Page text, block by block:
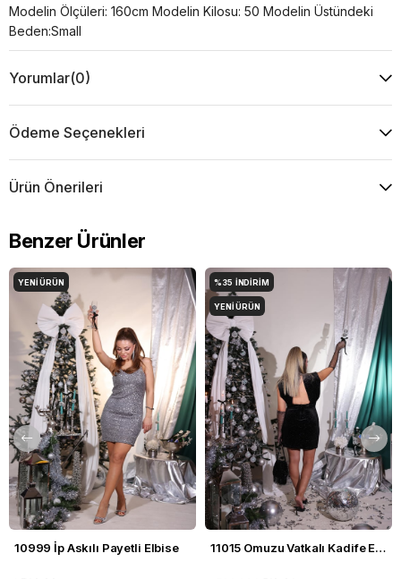
Modelin Ölçüleri: 160cm Modelin Kilosu: 50 Modelin Üstündeki
Beden:Small
Yorumlar(0)
Ödeme Seçenekleri
Ürün Önerileri
Benzer Ürünler
10999 İp Askılı Payetli Elbise
YENI ÜRÜN
11015 Omuzu Vatkalı Kadife Elbise
%35 İNDIRIM
YENI ÜRÜN